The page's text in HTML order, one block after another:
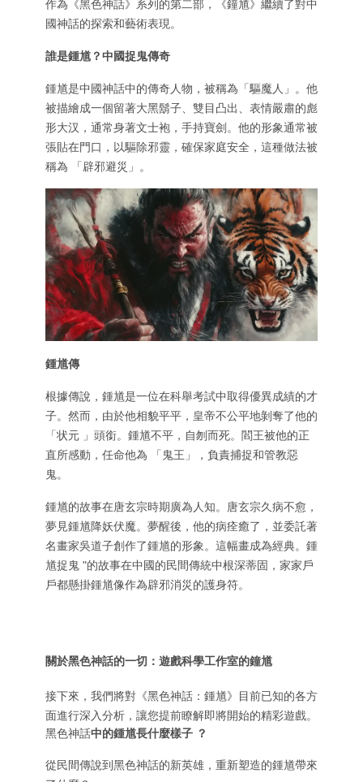
作為《黑色神話》系列的第二部，《鐘馗》繼續了對中
國神話的探索和藝術表現。
誰是鍾馗？中國捉鬼傳奇
鍾馗是中國神話中的傳奇人物，被稱為「驅魔人」。他
被描繪成一個留著大黑鬍子、雙目凸出、表情嚴肅的彪
形大汉，通常身著文士袍，手持寶劍。他的形象通常被
張貼在門口，以驅除邪靈，確保家庭安全，這種做法被
稱為 「辟邪避災」。
鍾馗傳
根據傳說，鍾馗是一位在科舉考試中取得優異成績的才
子。然而，由於他相貌平平，皇帝不公平地剝奪了他的
「状元 」頭銜。鍾馗不平，自刎而死。閻王被他的正
直所感動，任命他為 「鬼王」，負責捕捉和管教惡
鬼。
鍾馗的故事在唐玄宗時期廣為人知。唐玄宗久病不愈，
夢見鍾馗降妖伏魔。夢醒後，他的病痊癒了，並委託著
名畫家吳道子創作了鍾馗的形象。這幅畫成為經典。鍾
馗捉鬼 "的故事在中國的民間傳統中根深蒂固，家家戶
戶都懸掛鍾馗像作為辟邪消災的護身符。
關於黑色神話的一切：遊戲科學工作室的鐘馗
接下來，我們將對《黑色神話：鍾馗》目前已知的各方
面進行深入分析，讓您提前瞭解即將開始的精彩遊戲。
黑色神話中的鍾馗長什麼樣子 ？
從民間傳說到黑色神話的新英雄，重新塑造的鍾馗帶來